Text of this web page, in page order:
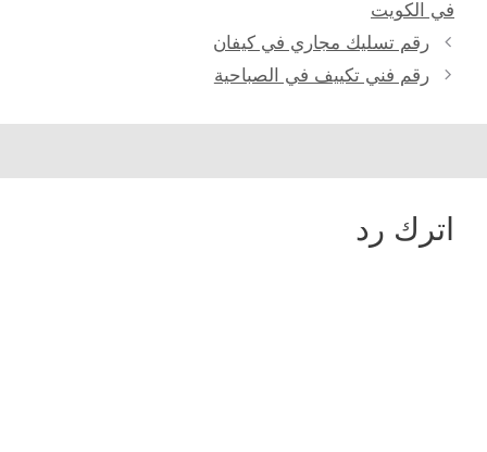
في الكويت
رقم تسليك مجاري في كيفان
رقم فني تكييف في الصباحية
اترك رد